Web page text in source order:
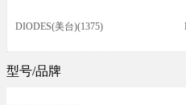
万能板(14)
DIODES(美台)(1375)
型号/品牌